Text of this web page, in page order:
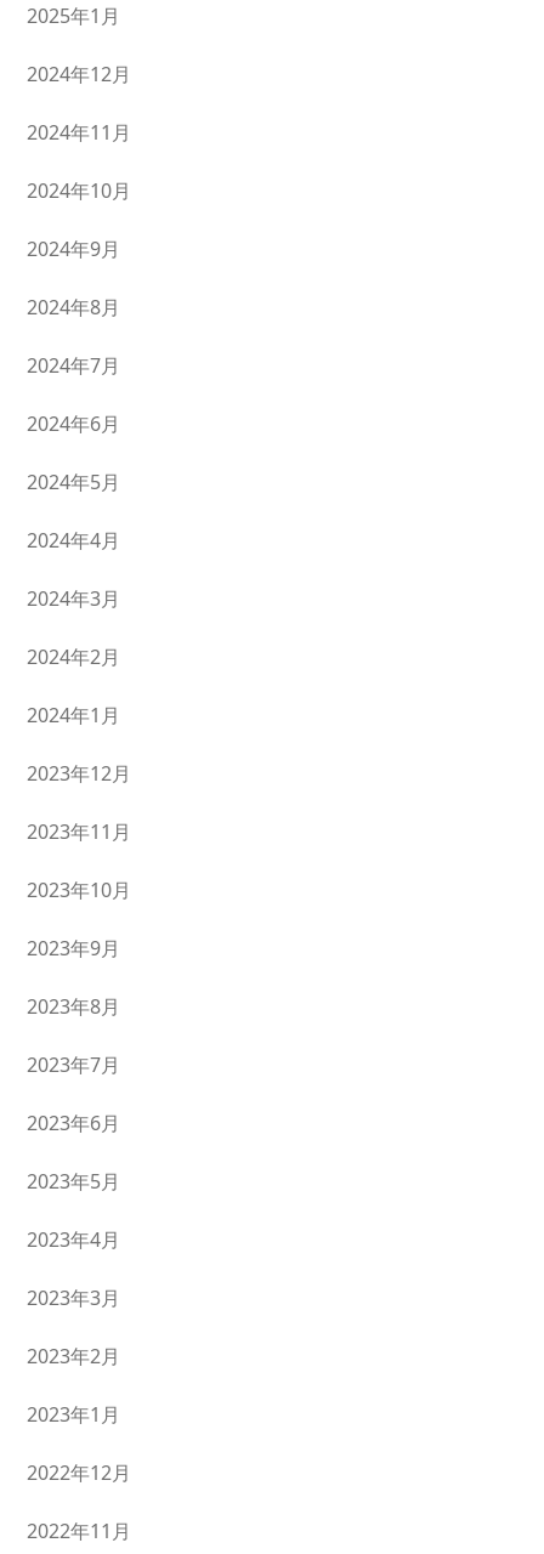
2025年1月
2024年12月
2024年11月
2024年10月
2024年9月
2024年8月
2024年7月
2024年6月
2024年5月
2024年4月
2024年3月
2024年2月
2024年1月
2023年12月
2023年11月
2023年10月
2023年9月
2023年8月
2023年7月
2023年6月
2023年5月
2023年4月
2023年3月
2023年2月
2023年1月
2022年12月
2022年11月